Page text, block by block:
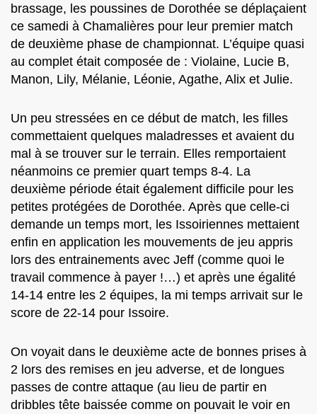
brassage, les poussines de Dorothée se déplaçaient
ce samedi à Chamalières pour leur premier match
de deuxième phase de championnat. L’équipe quasi
au complet était composée de : Violaine, Lucie B,
Manon, Lily, Mélanie, Léonie, Agathe, Alix et Julie.
Un peu stressées en ce début de match, les filles
commettaient quelques maladresses et avaient du
mal à se trouver sur le terrain. Elles remportaient
néanmoins ce premier quart temps 8-4. La
deuxième période était également difficile pour les
petites protégées de Dorothée. Après que celle-ci
demande un temps mort, les Issoiriennes mettaient
enfin en application les mouvements de jeu appris
lors des entrainements avec Jeff (comme quoi le
travail commence à payer !…) et après une égalité
14-14 entre les 2 équipes, la mi temps arrivait sur le
score de 22-14 pour Issoire.
On voyait dans le deuxième acte de bonnes prises à
2 lors des remises en jeu adverse, et de longues
passes de contre attaque (au lieu de partir en
dribbles tête baissée comme on pouvait le voir en